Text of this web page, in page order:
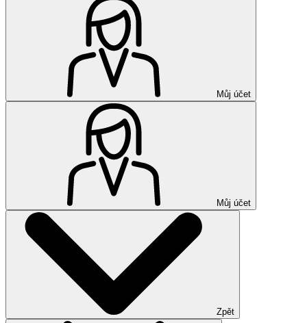
Můj účet
Můj účet
Zpět